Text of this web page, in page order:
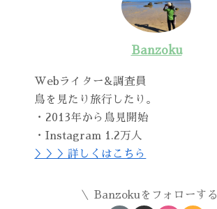
Banzoku
Webライター&調査員
鳥を見たり旅行したり。
・2013年から鳥見開始
・Instagram 1.2万人
＞＞＞詳しくはこちら
Banzokuをフォローする